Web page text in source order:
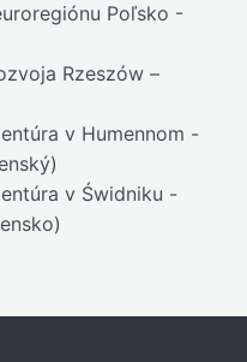
Poľsko -
Rzeszów –
v Humennom -
v Świdniku -